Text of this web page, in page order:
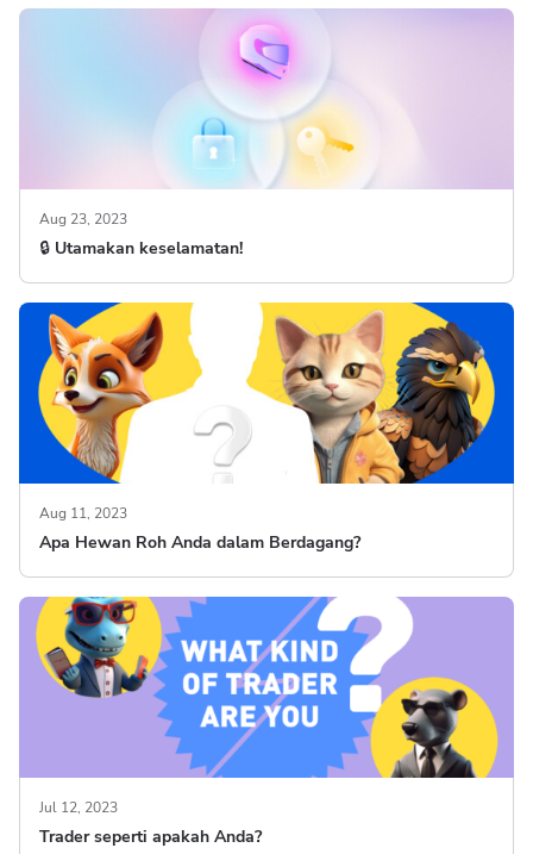
Aug 23, 2023
🔒 Utamakan keselamatan!
Aug 11, 2023
Apa Hewan Roh Anda dalam Berdagang?
Jul 12, 2023
Trader seperti apakah Anda?